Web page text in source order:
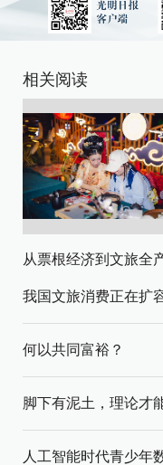
相关阅读
我国文旅消费正在扩
何以共同富裕？
脚下有泥土，理论才
人工智能时代青少年